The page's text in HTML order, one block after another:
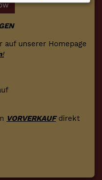
auf unserer Homepage
!
VORVERKAUFdirekt